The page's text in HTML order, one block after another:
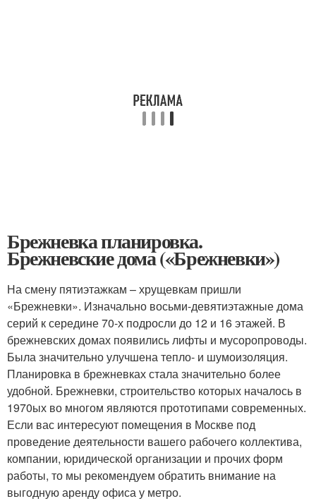
Брежневка планировка.
Брежневские дома («Брежневки»)
На смену пятиэтажкам – хрущевкам пришли
«Брежневки». Изначально восьми-девятиэтажные дома
серий к середине 70-х подросли до 12 и 16 этажей. В
брежневских домах появились лифты и мусоропроводы.
Была значительно улучшена тепло- и шумоизоляция.
Планировка в брежневках стала значительно более
удобной. Брежневки, строительство которых началось в
1970ых во многом являются прототипами современных.
Если вас интересуют помещения в Москве под
проведение деятельности вашего рабочего коллектива,
компании, юридической организации и прочих форм
работы, то мы рекомендуем обратить внимание на
выгодную аренду офиса у метро.